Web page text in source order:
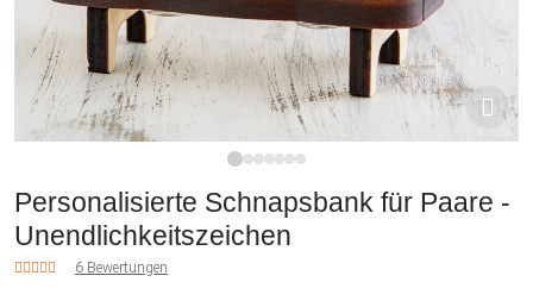
Personalisierte Schnapsbank für Paare -
Unendlichkeitszeichen
6 Bewertungen